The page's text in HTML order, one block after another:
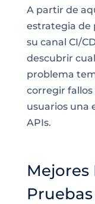
A partir de
estrategia de
su canal CI/
descubrir
problema
corregir
usuarios una
APIs.
Mejores